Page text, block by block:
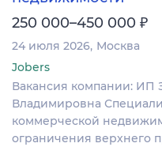
250 000–450 000 ₽
24 июля 2026 Москва
Jobers
Вакансия компании: ИП
Владимировна
коммерческой
ограничения верхнего